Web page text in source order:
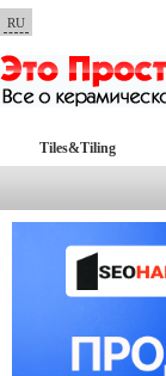
RU
Tiles&Tiling